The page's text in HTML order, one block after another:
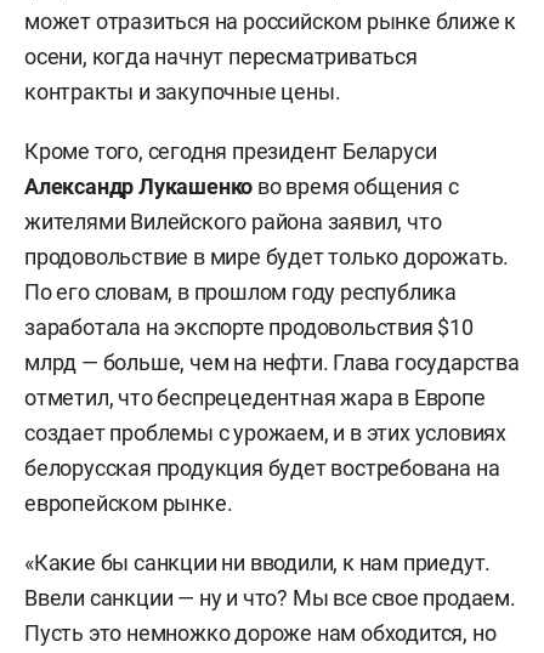
может отразиться на российском рынке ближе к
осени, когда начнут пересматриваться
контракты и закупочные цены.
Кроме того, сегодня президент Беларуси
Александр Лукашенко во время общения с
жителями Вилейского района заявил, что
продовольствие в мире будет только дорожать.
По его словам, в прошлом году республика
заработала на экспорте продовольствия $10
млрд — больше, чем на нефти. Глава государства
отметил, что беспрецедентная жара в Европе
создает проблемы с урожаем, и в этих условиях
белорусская продукция будет востребована на
европейском рынке.
«Какие бы санкции ни вводили, к нам приедут.
Ввели санкции — ну и что? Мы все свое продаем.
Пусть это немножко дороже нам обходится, но